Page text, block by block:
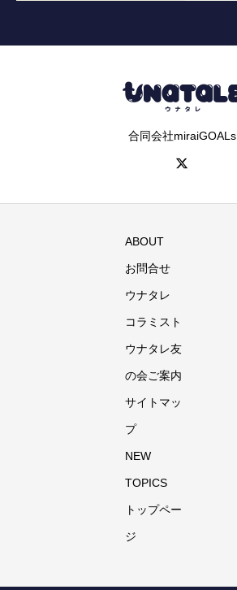
合同会社miraiGOALs
ABOUT
お問合せ
ウナタレ
コラミスト
ウナタレ友
の会ご案内
サイトマッ
プ
NEW
TOPICS
トップペー
ジ